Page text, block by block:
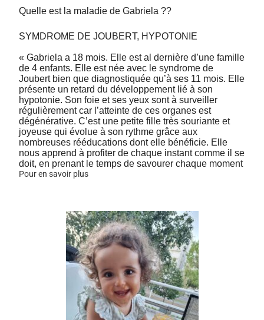
Quelle est la maladie de Gabriela ??
SYMDROME DE JOUBERT, HYPOTONIE
« Gabriela a 18 mois. Elle est al dernière d’une famille
de 4 enfants. Elle est née avec le syndrome de
Joubert bien que diagnostiquée qu’à ses 11 mois. Elle
présente un retard du développement lié à son
hypotonie. Son foie et ses yeux sont à surveiller
régulièrement car l’atteinte de ces organes est
dégénérative. C’est une petite fille très souriante et
joyeuse qui évolue à son rythme grâce aux
nombreuses rééducations dont elle bénéficie. Elle
nous apprend à profiter de chaque instant comme il se
doit, en prenant le temps de savourer chaque moment
Pour en savoir plus